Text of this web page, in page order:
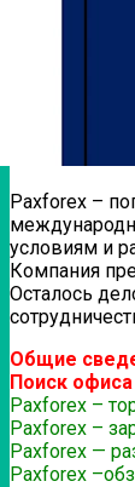
Paxforex –
условиям и
Компания
Осталось
Общие
Поиск офиса
Paxforex –
Paxforex –
Paxforex —
Paxforex